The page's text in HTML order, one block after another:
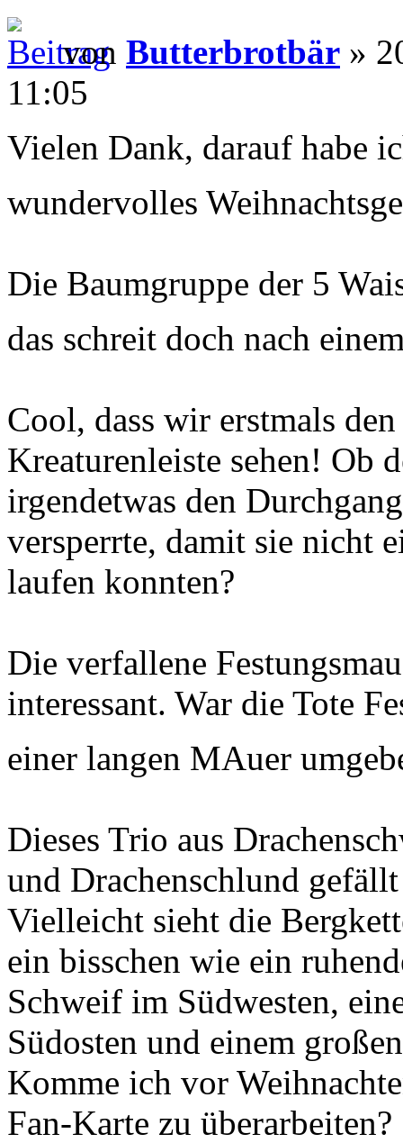
von Butterbrotbär »
11:05
Vielen Dank, darauf habe
wundervolles
Die Baumgruppe der 5
das schreit doch nach
Cool, dass wir erstmals
Kreaturenleiste sehen! Ob
irgendetwas den
versperrte, damit sie nicht
laufen konnten?
Die verfallene
interessant. War die Tote
einer langen MAuer
Dieses Trio aus
und Drachenschlund
Vielleicht sieht die
ein bisschen wie ein
Schweif im Südwesten,
Südosten und einem
Komme ich vor
Fan-Karte zu überarbeiten?